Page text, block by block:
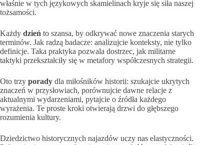
właśnie w tych językowych skamielinach kryje się siła naszej
tożsamości.
Każdy dzień to szansa, by odkrywać nowe znaczenia starych
terminów. Jak radzą badacze: analizujcie konteksty, nie tylko
definicje. Taka praktyka pozwala dostrzec, jak militarne
taktyki przekształciły się w metafory współczesnych strategii.
Oto trzy porady dla miłośników historii: szukajcie ukrytych
znaczeń w przysłowiach, porównujcie dawne relacje z
aktualnymi wydarzeniami, pytajcie o źródła każdego
wyrażenia. Te proste kroki otwierają drzwi do głębszego
rozumienia kultury.
Dziedzictwo historycznych najazdów uczy nas elastyczności.